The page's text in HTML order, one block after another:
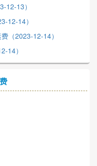
12-13）
12-14）
（2023-12-14）
14）